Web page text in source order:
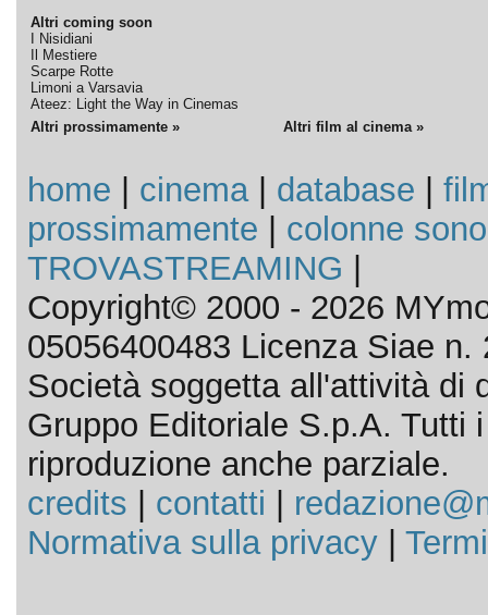
Altri coming soon
I Nisidiani
Il Mestiere
Scarpe Rotte
Limoni a Varsavia
Ateez: Light the Way in Cinemas
Altri prossimamente »
Altri film al cinema »
home cinema| database
prossimamente
colonne
TROVASTREAMING
Copyright© 2000 - 2026
05056400483 Licenza Siae n.
Società soggetta all'attività di
Gruppo Editoriale S.p.A. Tutti
riproduzione anche parziale.
credits
contatti
Normativa sulla privacy|